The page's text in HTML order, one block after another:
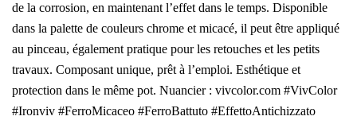
de la corrosion, en maintenant l’effet dans le temps. Disponible
dans la palette de couleurs chrome et micacé, il peut être appliqué
au pinceau, également pratique pour les retouches et les petits
travaux. Composant unique, prêt à l’emploi. Esthétique et
protection dans le même pot. Nuancier : vivcolor.com #VivColor
#Ironviv #FerroMicaceo #FerroBattuto #EffettoAntichizzato